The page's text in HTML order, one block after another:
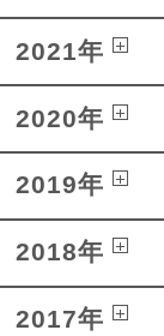
2021年
2020年
2019年
2018年
2017年